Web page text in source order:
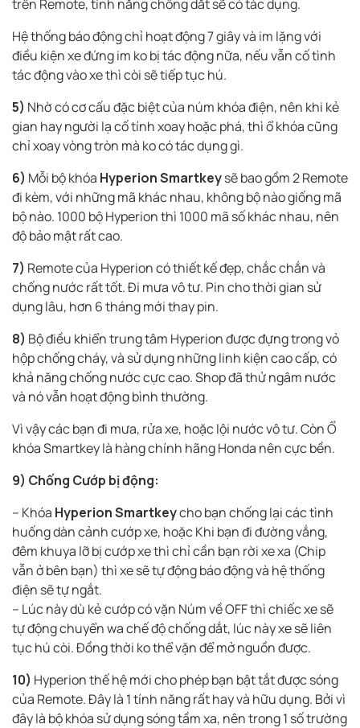
trên Remote, tính năng chống dắt sẽ có tác dụng.
Hệ thống báo động chỉ hoạt động 7 giây và im lặng với
điều kiện xe đứng im ko bị tác động nữa, nếu vẫn cố tình
tác động vào xe thì còi sẽ tiếp tục hú.
5) Nhờ có cơ cấu đặc biệt của núm khóa điện, nên khi kẻ
gian hay người lạ cố tính xoay hoặc phá, thì ổ khóa cũng
chỉ xoay vòng tròn mà ko có tác dụng gì.
6) Mỗi bộ khóa Hyperion Smartkeysẽ bao gồm 2 Remote
đi kèm, với những mã khác nhau, không bộ nào giống mã
bộ nào. 1000 bộ Hyperion thì 1000 mã số khác nhau, nên
độ bảo mật rất cao.
7) Remote của Hyperion có thiết kế đẹp, chắc chắn và
chống nước rất tốt. Đi mưa vô tư. Pin cho thời gian sử
dụng lâu, hơn 6 tháng mới thay pin.
8) Bộ điều khiển trung tâm Hyperion được đựng trong vỏ
hộp chống cháy, và sử dụng những linh kiện cao cấp, có
khả năng chống nước cực cao. Shop đã thử ngâm nước
và nó vẫn hoạt động bình thường.
Vì vậy các bạn đi mưa, rửa xe, hoặc lội nước vô tư. Còn Ổ
khóa Smartkey là hàng chính hãng Honda nên cực bền.
9) Chống Cướp bị động:
– Khóa Hyperion Smartkeycho bạn chống lại các tình
huống dàn cảnh cướp xe, hoặc Khi bạn đi đường vắng,
đêm khuya lỡ bị cướp xe thì chỉ cần bạn rời xe xa (Chip
vẫn ở bên bạn) thì xe sẽ tự động báo động và hệ thống
điện sẽ tự ngắt.
– Lúc này dù kẻ cướp có vặn Núm về OFF thì chiếc xe sẽ
tự động chuyển wa chế độ chống dắt, lúc này xe sẽ liên
tục hú còi. Đồng thời ko thể vặn để mở nguồn được.
10) Hyperion thế hệ mới cho phép bạn bật tắt được sóng
của Remote. Đây là 1 tính năng rất hay và hữu dụng. Bởi vì
đây là bộ khóa sử dụng sóng tầm xa, nên trong 1 số trường